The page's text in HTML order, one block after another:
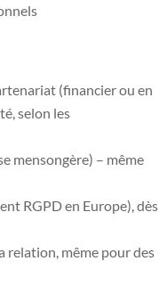
(financier ou en
selon les
mensongère) – même
RGPD en Europe), dès
relation, même pour des